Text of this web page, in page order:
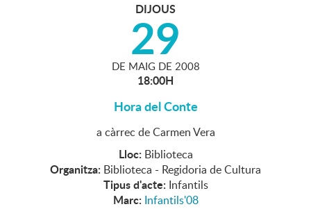
DIJOUS
29
DE MAIG DE 2008
18:00H
Hora del Conte
a càrrec de Carmen Vera
Lloc: Biblioteca
Organitza: Biblioteca - Regidoria de Cultura
Tipus d'acte: Infantils
Marc: Infantils'08